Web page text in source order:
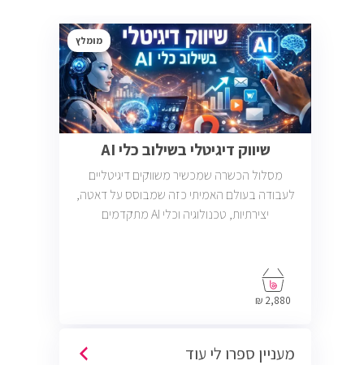
מומלץ
שיווק דיגיטלי בשילוב כלי AI
מסלול הכשרה שמכשיר משווקים דיגיטליים
לעבודה בעולם האמיתי כזה שמבוסס על דאטה,
יצירתיות, טכנולוגיה וכלי AI מתקדמים
2,880 ₪
מעניין ספרו לי עוד